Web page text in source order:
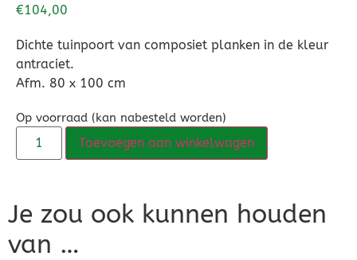
€104,00
Dichte tuinpoort van composiet planken in de kleur
antraciet.
Afm. 80 x 100 cm
Op voorraad (kan nabesteld worden)
Toevoegen aan winkelwagen
Je zou ook kunnen houden
van …